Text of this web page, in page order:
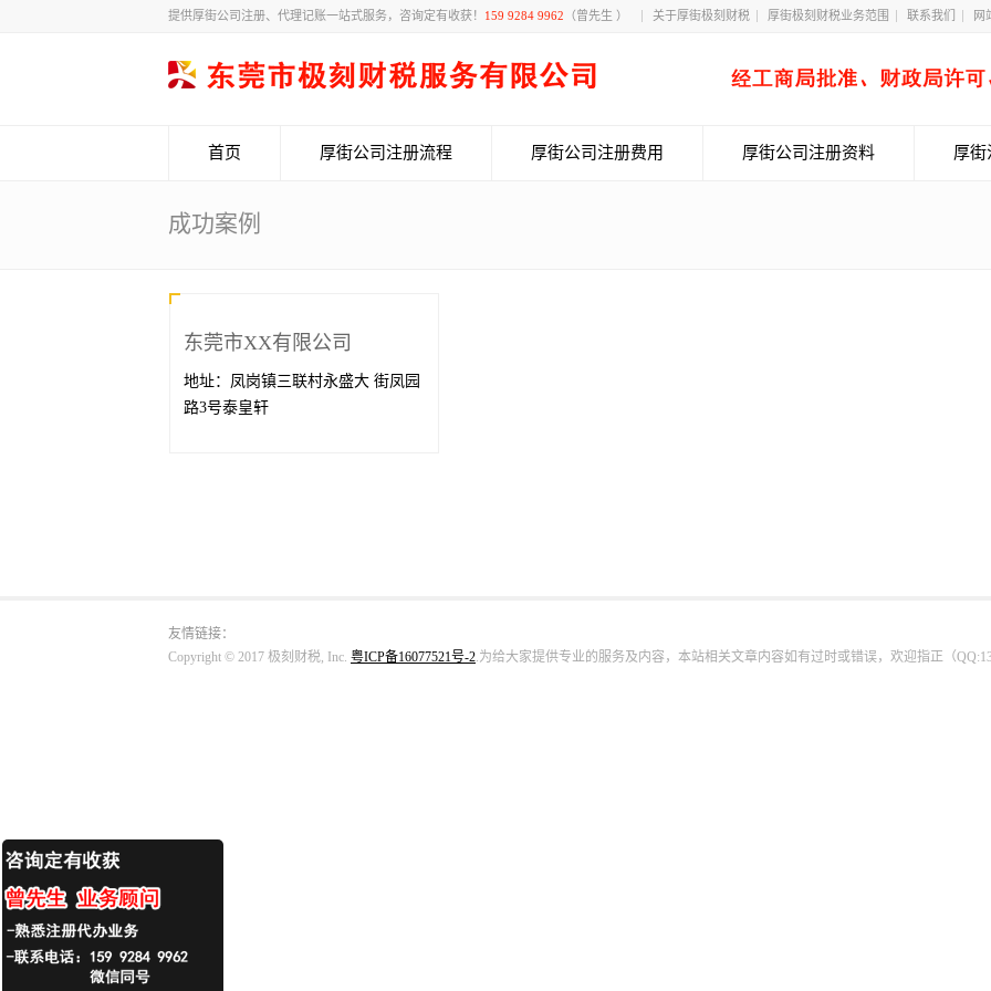
提供厚街公司注册、代理记账一站式服务，咨询定有收获！ 159 9284 9962 （曾先生 ） 关于厚街极刻财税 厚街极刻财税业务范围 联系我们 网
首页 厚街公司注册流程 厚街公司注册费用 厚街公司注册资料 厚街
成功案例
东莞市XX有限公司
地址：凤岗镇三联村永盛大 街凤园
路3号泰皇轩
友情链接：
Copyright © 2017 极刻财税, Inc. 粤ICP备16077521号-2.为给大家提供专业的服务及内容，本站相关文章内容如有过时或错误，欢迎指正（